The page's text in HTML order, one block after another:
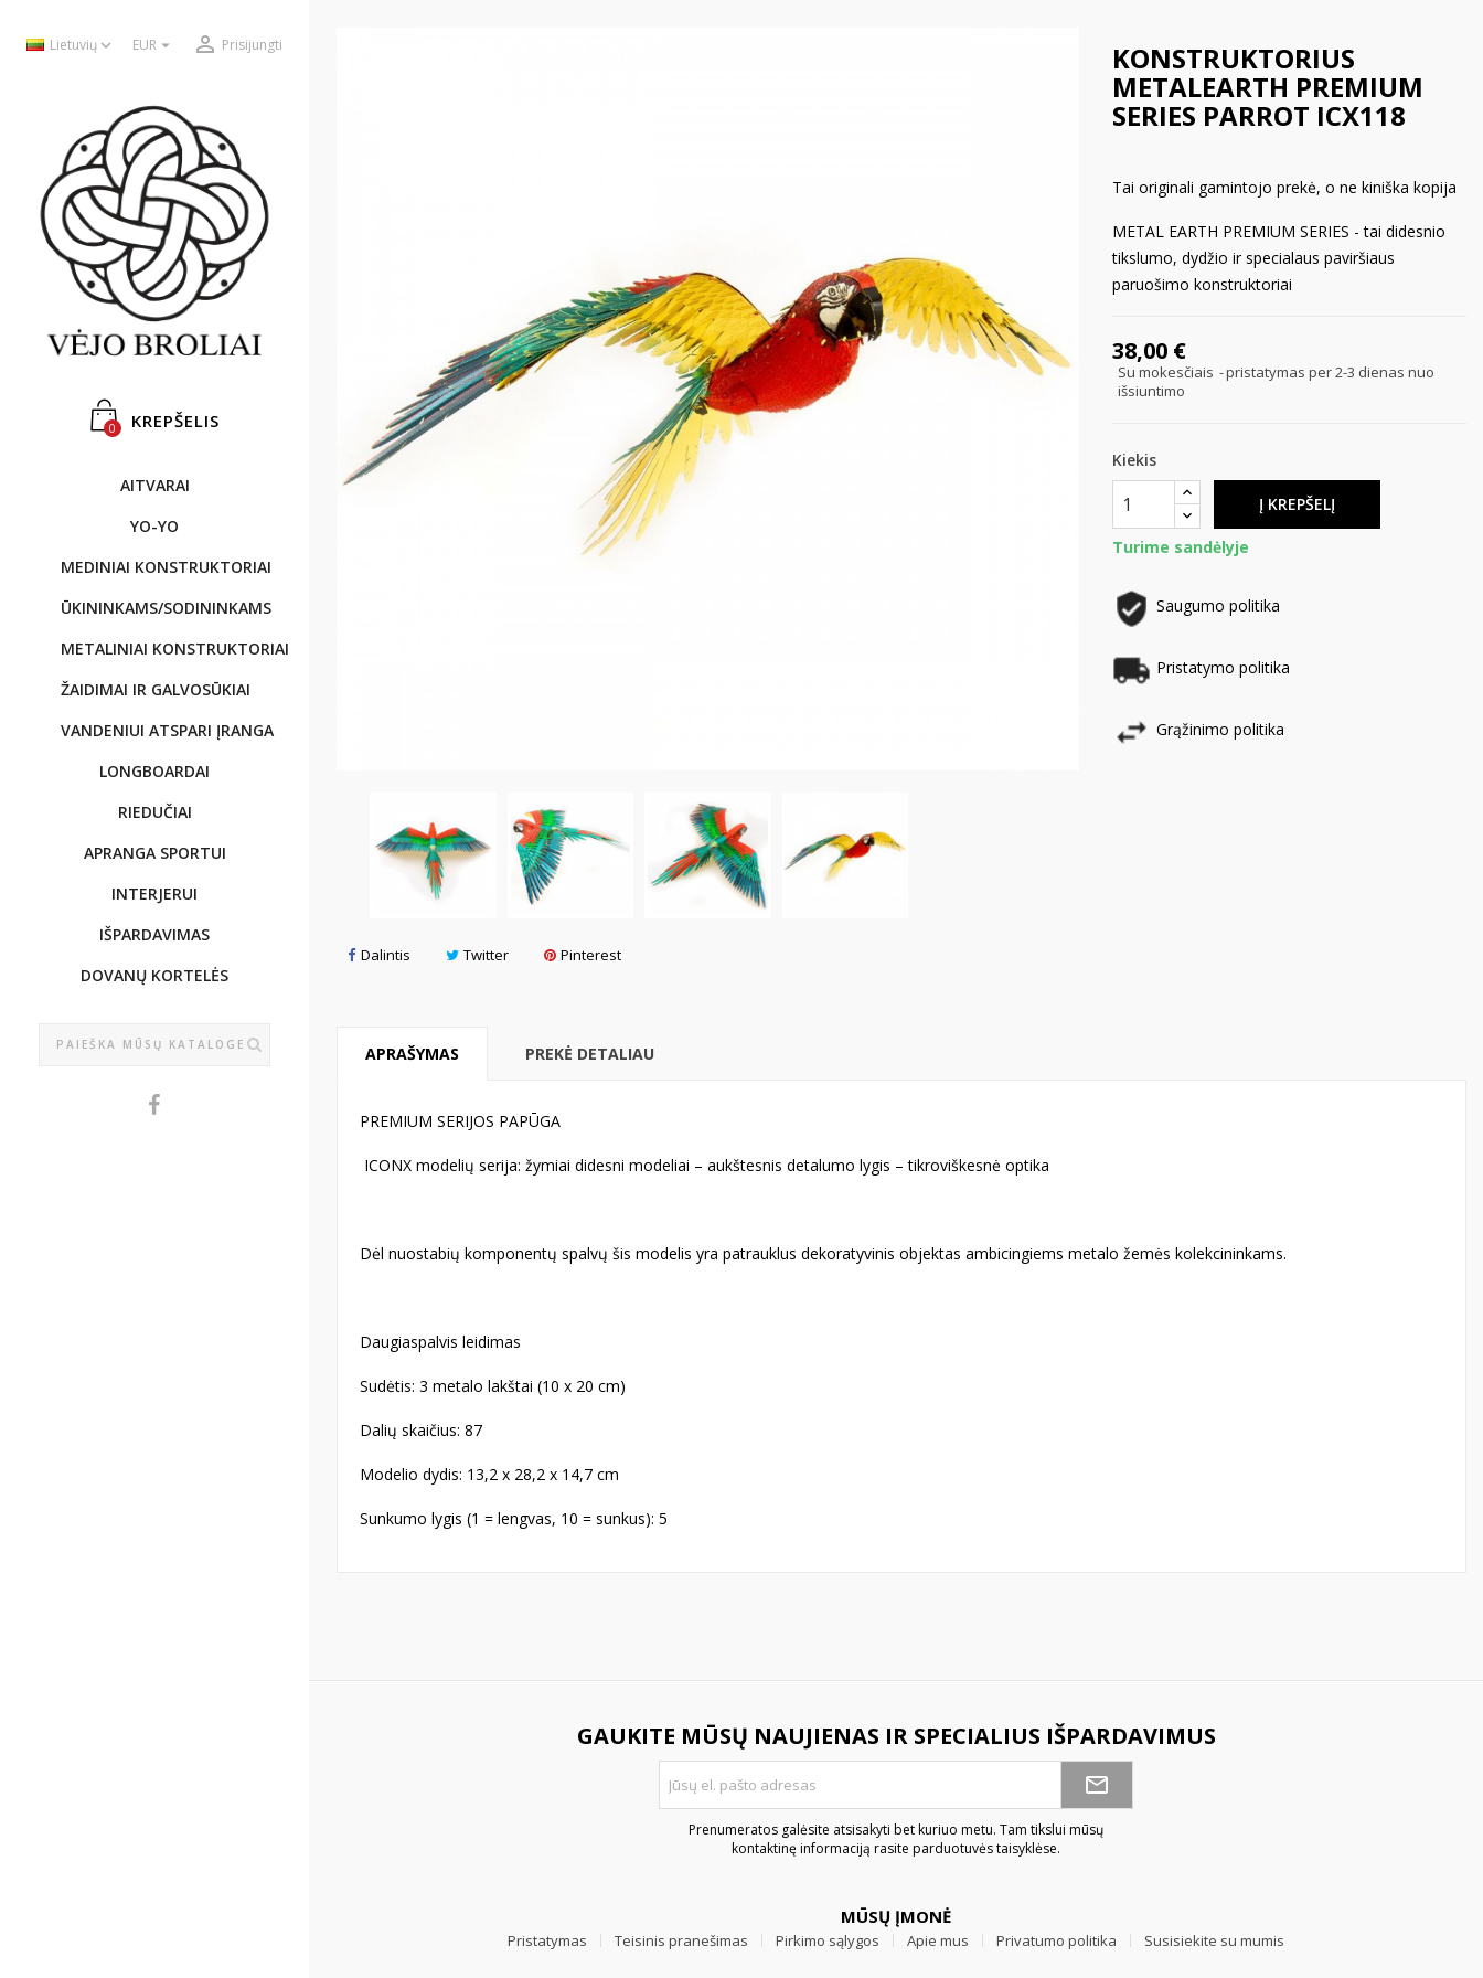
Lietuvių EUR   Prisijungti
KREPŠELIS
0
AITVARAI
YO-YO
MEDINIAI KONSTRUKTORIAI
ŪKININKAMS/SODININKAMS
METALINIAI KONSTRUKTORIAI
ŽAIDIMAI IR GALVOSŪKIAI
VANDENIUI ATSPARI ĮRANGA
LONGBOARDAI
RIEDUČIAI
APRANGA SPORTUI
INTERJERUI
IŠPARDAVIMAS
DOVANŲ KORTELĖS
Dalintis Twitter Pinterest
KONSTRUKTORIUS
METALEARTH PREMIUM
SERIES PARROT ICX118
Tai originali gamintojo prekė, o ne kiniška kopija
METAL EARTH PREMIUM SERIES - tai didesnio
tikslumo, dydžio ir specialaus paviršiaus
paruošimo konstruktoriai
38,00 €
Su mokesčiais
pristatymas per 2-3 dienas nuo
išsiuntimo
Kiekis
Į KREPŠELĮ
Turime sandėlyje
Saugumo politika
Pristatymo politika
Grąžinimo politika
APRAŠYMAS PREKĖ DETALIAU
PREMIUM SERIJOS PAPŪGA
ICONX modelių serija: žymiai didesni modeliai – aukštesnis detalumo lygis – tikroviškesnė optika
Dėl nuostabių komponentų spalvų šis modelis yra patrauklus dekoratyvinis objektas ambicingiems metalo žemės kolekcininkams.
Daugiaspalvis leidimas
Sudėtis: 3 metalo lakštai (10 x 20 cm)
Dalių skaičius: 87
Modelio dydis: 13,2 x 28,2 x 14,7 cm
Sunkumo lygis (1 = lengvas, 10 = sunkus): 5
GAUKITE MŪSŲ NAUJIENAS IR SPECIALIUS IŠPARDAVIMUS
Prenumeratos galėsite atsisakyti bet kuriuo metu. Tam tikslui mūsų
kontaktinę informaciją rasite parduotuvės taisyklėse.
MŪSŲ ĮMONĖ
Pristatymas Teisinis pranešimas Pirkimo sąlygos Apie mus Privatumo politika Susisiekite su mumis